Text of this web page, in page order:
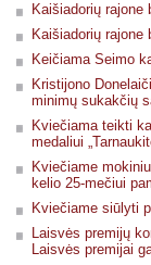
Kaišiadorių
Kaišiadorių
Keičiama Seimo
Kristijono
minimų sukakčių
Kviečiama teikti
medaliui
Kviečiame
kelio 25-mečiui
Kviečiame siūlyti
Laisvės premijų
Laisvės premijai